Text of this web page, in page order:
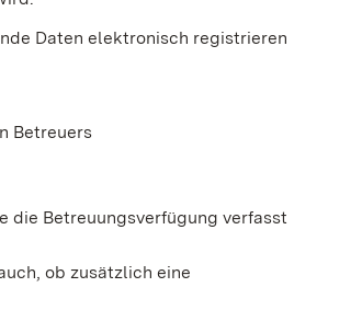
Daten elektronisch registrieren
Betreuers
die Betreuungsverfügung verfasst
ob zusätzlich eine